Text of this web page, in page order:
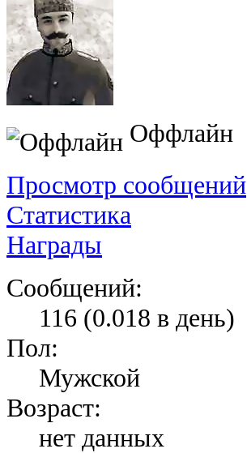
Оффлайн
Просмотр сообщений
Статистика
Награды
Сообщений:
116 (0.018 в день)
Пол:
Мужской
Возраст:
нет данных